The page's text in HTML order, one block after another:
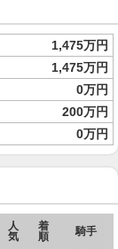
1,475万円
1,475万円
0万円
200万円
0万円
人
気
着
順
騎手